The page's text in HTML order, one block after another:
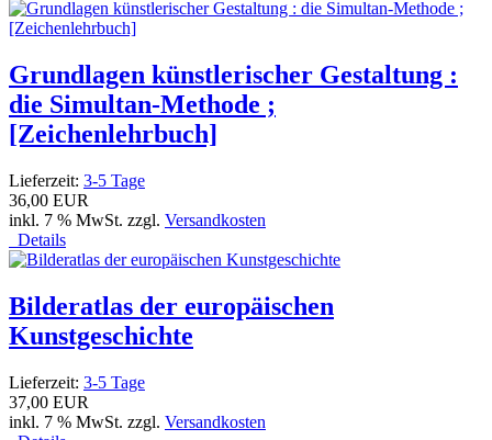
Grundlagen künstlerischer Gestaltung :
die Simultan-Methode ;
[Zeichenlehrbuch]
Lieferzeit: 3-5 Tage
36,00 EUR
inkl. 7 % MwSt. zzgl. Versandkosten
Details
Bilderatlas der europäischen
Kunstgeschichte
Lieferzeit: 3-5 Tage
37,00 EUR
inkl. 7 % MwSt. zzgl. Versandkosten